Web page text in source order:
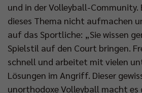
und in der Volleyball-Community.
dieses Thema nicht aufmachen
auf das Sportliche: „Sie wissen
Spielstil auf den Court bringen.
schnell und arbeitet mit vielen
Lösungen im Angriff. Dieser
unorthodoxe Volleyball macht es